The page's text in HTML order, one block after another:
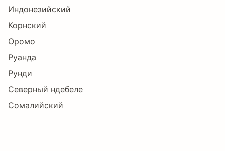
Индонезийский
Корнский
Оромо
Руанда
Рунди
Северный ндебеле
Сомалийский